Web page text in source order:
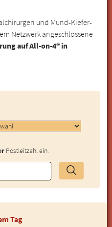
und Mund-Kiefer-
Netzwerk angeschlossene
auf All-on-4® in
Postleitzahl ein.
Tag